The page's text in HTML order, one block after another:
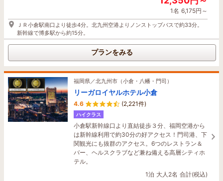
大人2名 合計(税込)
20,880円～
1名 10,440円～
福岡市営地下鉄 中洲川端駅より直結(6番出口）。 福岡空港から車で約15
分。 ＪＲ博多駅から車で約5分。
プランをみる
福岡県／福岡市（博多駅周辺・香椎・海の中道）
天然温泉博多原鶴の湯 スーパーホテル
Premier博多駅・筑紫口
4.3
(1,422件)
美人の湯で知られる「原鶴温泉」直送の天然温泉
を満喫☆博多駅から徒歩約8分、コンビニはホテ
ル目の前！ソフトドリンク＆アルコールを楽しめ
福岡県／原鶴・筑後川
原鶴温泉 泰泉閣（たいせんかく）
(1,167件)
泰泉閣名物ジャングル風呂やかっぱの湯、貸切風
呂にサウナなど、特色豊かなお風呂で原鶴“Ｗ美肌
の湯”を楽しもう！朝倉周辺の食材を盛り込んだ料
理も好評。割引クーポンも各種発行中！
1名 8,800円～
日田行き高速バス→杷木バス停より車で5分／JR筑後吉井駅より車で10分
【宿泊者のみ送迎可。要事前連絡】
1名 6,175円～
ＪＲ小倉駅南口より徒歩4分。北九州空港よりノンストップバスで約33分。
新幹線で博多駅から約15分。
プランをみる
福岡県／北九州市（小倉・八幡・門司）
リーガロイヤルホテル小倉
4.6 (2,221件)
ハイクラス
小倉駅新幹線口より直結徒歩３分、福岡空港から
は新幹線利用で約30分の好アクセス！門司港、下
関観光にも抜群のアクセス。6つのレストラン＆
バー、ヘルスクラブなど兼ね備える高層シティホ
テル。
1泊 大人2名 合計(税込)